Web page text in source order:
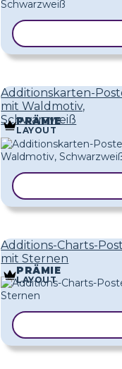
Additionskarten-
mit Waldmotiv,
Schwarzweiß
PRÄMIE
LAYOUT
Additions-Charts-
mit Sternen
PRÄMIE
LAYOUT